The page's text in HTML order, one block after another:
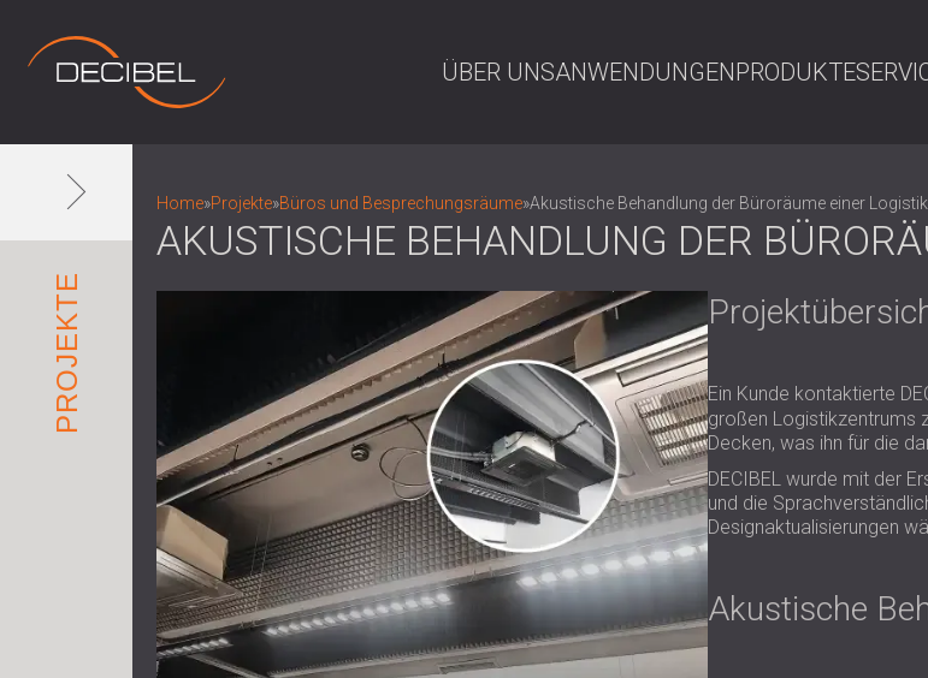
ÜBER UNSANWENDUNGENPRODUKTE
PROJEKTE
Home»Projekte»Büros und Besprechungsräume»Akustische Behandlung der Büroräume einer
AKUSTISCHE BEHANDLUNG DER
Ein Kunde kontaktierte
großen Logistikzentrums
Decken, was ihn für die
DECIBEL wurde mit der
und die
Designaktualisierungen
Akustische